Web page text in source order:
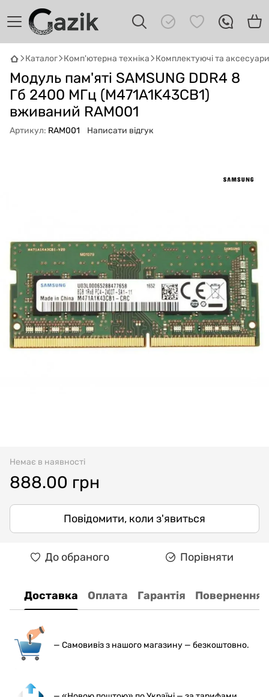
Каталог Комп'ютерна техніка Комплектуючі та аксесуари
Модуль пам'яті SAMSUNG DDR4 8
Гб 2400 МГц (M471A1K43CB1)
вживаний RAM001
Артикул: RAM001 Написати відгук
Немає в наявності
888.00 грн
Повідомити, коли з'явиться
До обраного Порівняти
Доставка Оплата Гарантія Повернення
— Самовивіз з нашого магазину — безкоштовно.
GAZIKAI
Онлайн · пошук техніки
Привіт! 👋 Я Gazik AI — допоможу
підібрати вживану комп'ютерну техніку.
Що шукаєш?